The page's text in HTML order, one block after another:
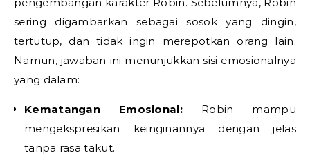
sering digambarkan sebagai sosok yang dingin,
tertutup, dan tidak ingin merepotkan orang lain.
Namun, jawaban ini menunjukkan sisi emosionalnya
yang dalam:
Kematangan Emosional: Robin mampu
mengekspresikan keinginannya dengan jelas
tanpa rasa takut.